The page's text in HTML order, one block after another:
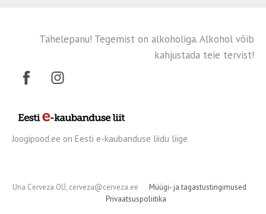
Tähelepanu! Tegemist on alkoholiga. Alkohol võib
kahjustada teie tervist!
Joogipood.ee on Eesti e-kaubanduse liidu liige
Una Cerveza OÜ, cerveza@cerveza.ee
Müügi- ja tagastustingimused
Privaatsuspoliitika